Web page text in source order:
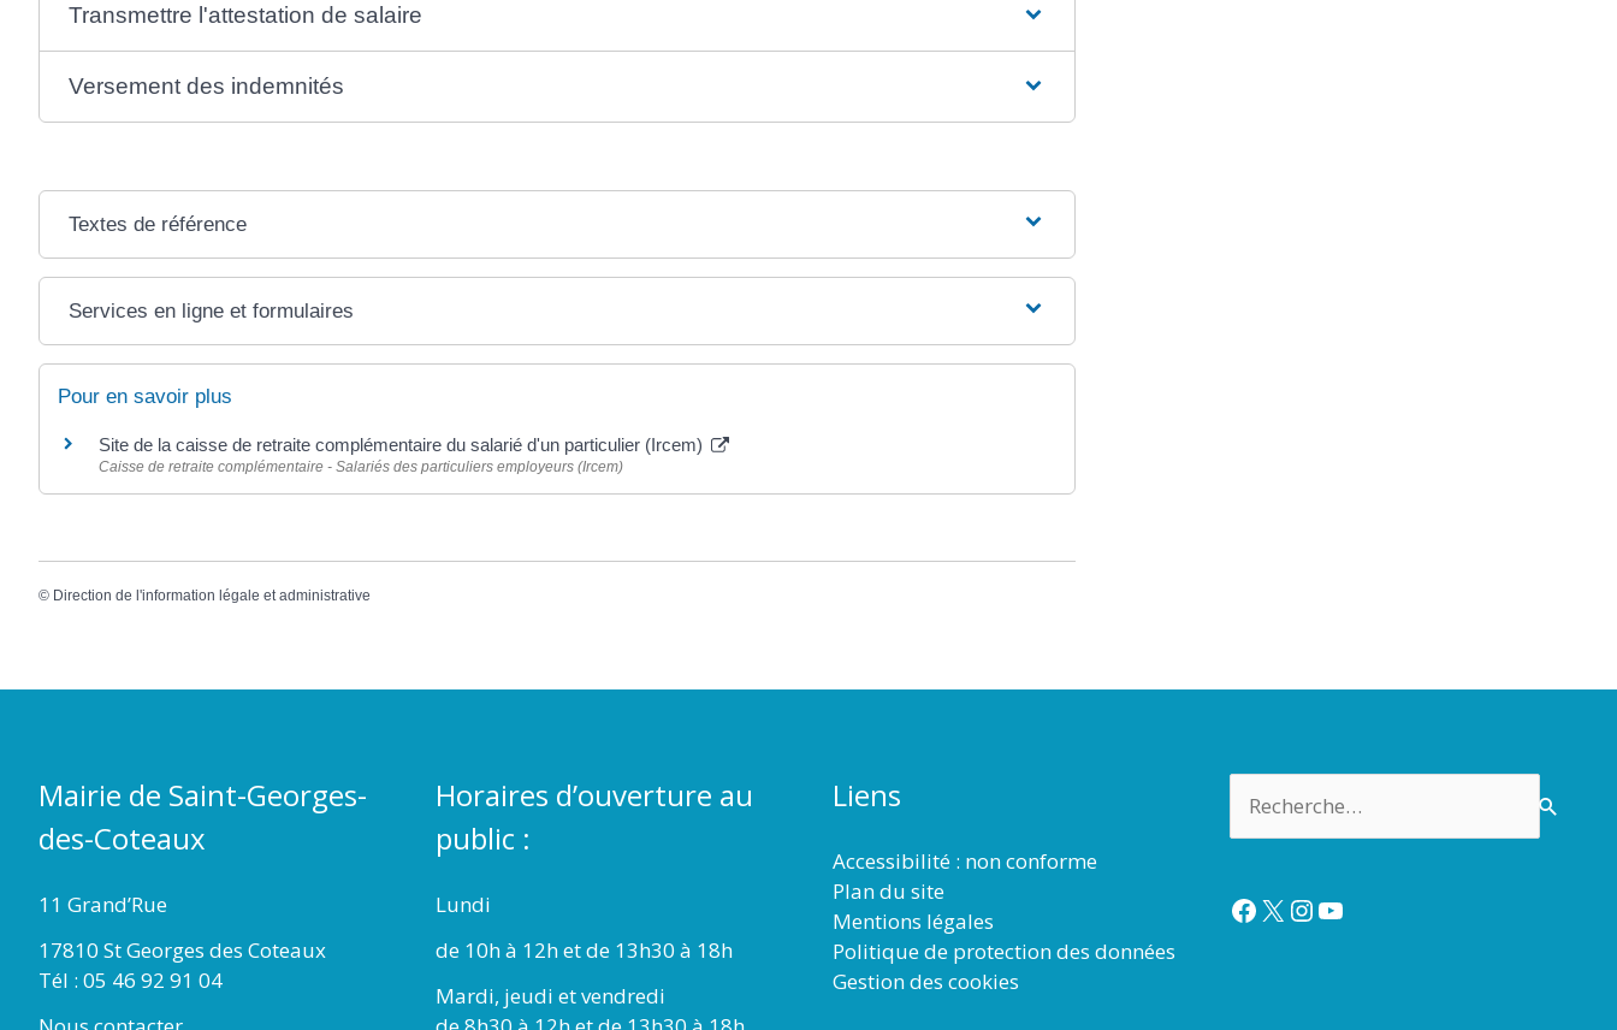
Transmettre l'attestation de salaire
Versement des indemnités
Textes de référence
Services en ligne et formulaires
Pour en savoir plus
Site de la caisse de retraite complémentaire du salarié d'un particulier (Ircem)
Caisse de retraite complémentaire - Salariés des particuliers employeurs (Ircem)
© Direction de l'information légale et administrative
Mairie de Saint-Georges-
des-Coteaux
11 Grand’Rue
17810 St Georges des Coteaux
Tél : 05 46 92 91 04
Horaires d’ouverture au
public :
Lundi
de 10h à 12h et de 13h30 à 18h
Mardi, jeudi et vendredi
Liens
Accessibilité : non conforme
Plan du site
Mentions légales
Politique de protection des données
Gestion des cookies
Facebook
X Instagram
YouTube